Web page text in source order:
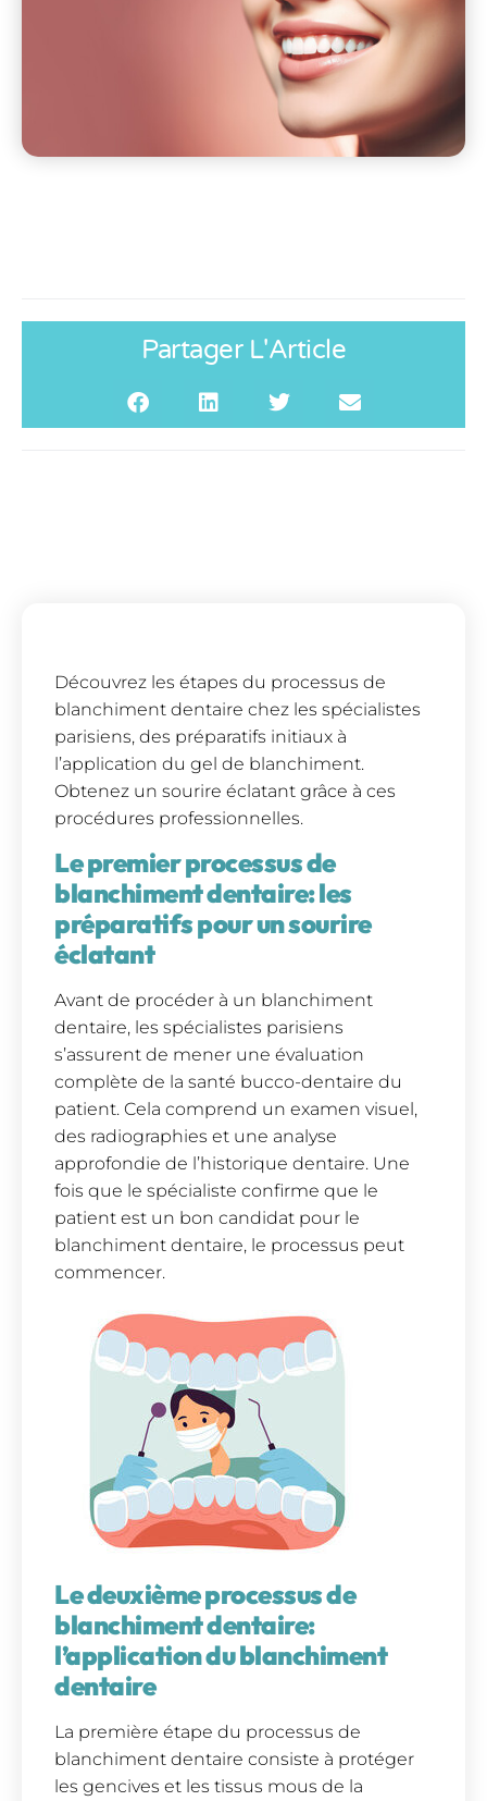
Partager L'Article
Découvrez les étapes du processus de
blanchiment dentaire chez les spécialistes
parisiens, des préparatifs initiaux à
l’application du gel de blanchiment.
Obtenez un sourire éclatant grâce à ces
procédures professionnelles.
Le premier processus de
blanchiment dentaire: les
préparatifs pour un sourire
éclatant
Avant de procéder à un blanchiment
dentaire, les spécialistes parisiens
s’assurent de mener une évaluation
complète de la santé bucco-dentaire du
patient. Cela comprend un examen visuel,
des radiographies et une analyse
approfondie de l’historique dentaire. Une
fois que le spécialiste confirme que le
patient est un bon candidat pour le
blanchiment dentaire, le processus peut
commencer.
Le deuxième processus de
blanchiment dentaire:
l’application du blanchiment
dentaire
La première étape du processus de
blanchiment dentaire consiste à protéger
les gencives et les tissus mous de la